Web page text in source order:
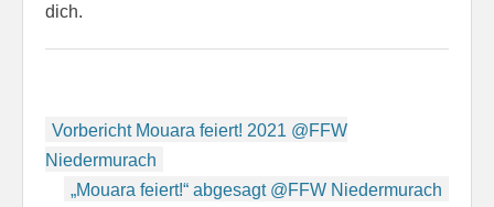
dich.
Beitragsnavigation
Vorbericht Mouara feiert! 2021 @FFW
Niedermurach
„Mouara feiert!“ abgesagt @FFW Niedermurach